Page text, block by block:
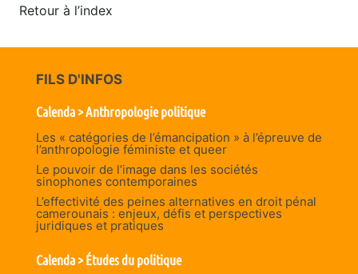
Retour à l’index
FILS D'INFOS
Calenda > Anthropologie politique
Les « catégories de l’émancipation » à l’épreuve de
l’anthropologie féministe et queer
Le pouvoir de l’image dans les sociétés
sinophones contemporaines
L’effectivité des peines alternatives en droit pénal
camerounais : enjeux, défis et perspectives
juridiques et pratiques
Calenda > Études du politique